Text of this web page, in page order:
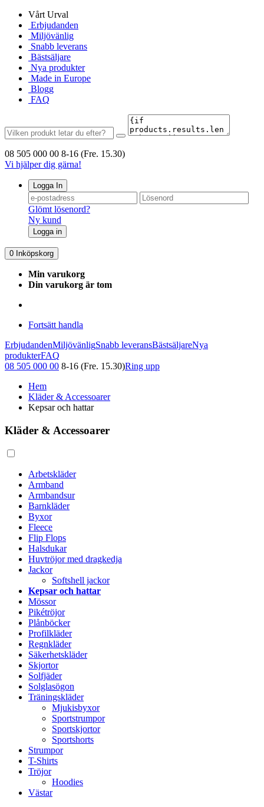
Vårt Urval
Erbjudanden
Miljövänlig
Snabb leverans
Bästsäljare
Nya produkter
Made in Europe
Blogg
FAQ
08 505 000 00 8-16 (Fre. 15.30)
Vi hjälper dig gärna!
Logga In
Glömt lösenord?
Ny kund
Logga in
0 Inköpskorg
Min varukorg
Din varukorg är tom
Fortsätt handla
ErbjudandenMiljövänligSnabb leveransBästsäljareNya
produkterFAQ
08 505 000 00 8-16 (Fre. 15.30)Ring upp
Hem
Kläder & Accessoarer
Kepsar och hattar
Kläder & Accessoarer
Arbetskläder
Armband
Armbandsur
Barnkläder
Byxor
Fleece
Flip Flops
Halsdukar
Huvtröjor med dragkedja
Jackor
Softshell jackor
Kepsar och hattar
Mössor
Pikétröjor
Plånböcker
Profilkläder
Regnkläder
Säkerhetskläder
Skjortor
Solfjäder
Solglasögon
Träningskläder
Mjukisbyxor
Sportstrumpor
Sportskjortor
Sportshorts
Strumpor
T-Shirts
Tröjor
Hoodies
Västar